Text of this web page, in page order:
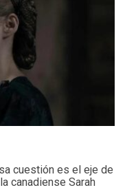
cuestión es el eje de
canadiense Sarah